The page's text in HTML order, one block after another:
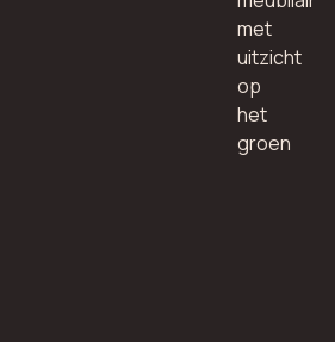
met
uitzicht
op
het
groen